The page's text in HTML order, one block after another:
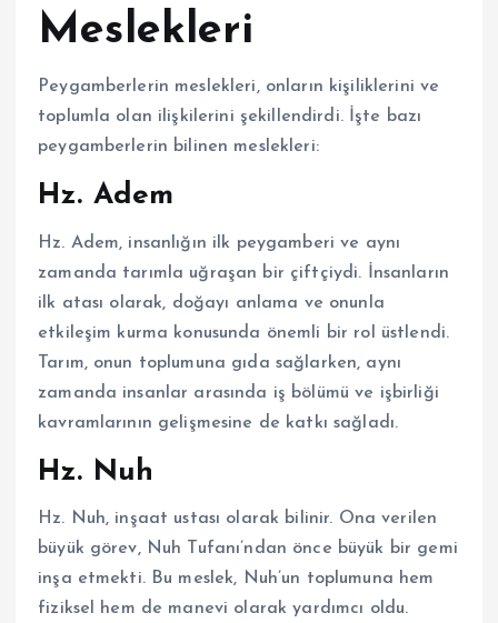
Meslekleri
Peygamberlerin meslekleri, onların kişiliklerini ve
toplumla olan ilişkilerini şekillendirdi. İşte bazı
peygamberlerin bilinen meslekleri:
Hz. Adem
Hz. Adem, insanlığın ilk peygamberi ve aynı
zamanda tarımla uğraşan bir çiftçiydi. İnsanların
ilk atası olarak, doğayı anlama ve onunla
etkileşim kurma konusunda önemli bir rol üstlendi.
Tarım, onun toplumuna gıda sağlarken, aynı
zamanda insanlar arasında iş bölümü ve işbirliği
kavramlarının gelişmesine de katkı sağladı.
Hz. Nuh
Hz. Nuh, inşaat ustası olarak bilinir. Ona verilen
büyük görev, Nuh Tufanı’ndan önce büyük bir gemi
inşa etmekti. Bu meslek, Nuh’un toplumuna hem
fiziksel hem de manevi olarak yardımcı oldu.